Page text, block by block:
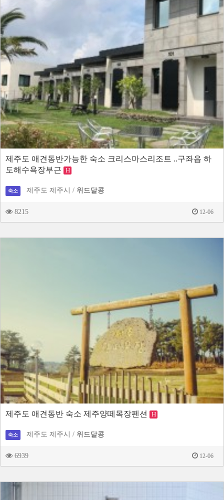
제주도 애견동반가능한 숙소 크리스마스리조트 ..구좌읍 하
도해수욕장부근 H
숙소 제주도 제주시 / 위드달콩
8215 12-06
제주도 애견동반 숙소 제주양떼목장펜션 H
숙소 제주도 제주시 / 위드달콩
6939 12-06